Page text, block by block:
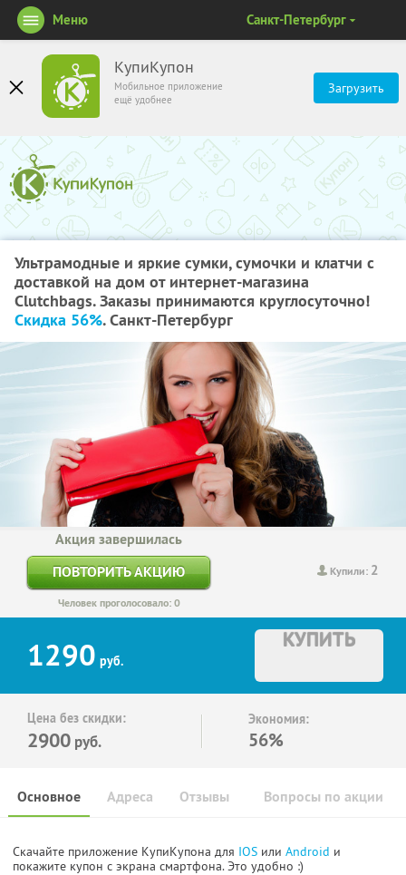
КупиКупон
Мобильное приложение
ещё удобнее
Загрузить
Меню Санкт-Петербург
Ультрамодные и яркие сумки, сумочки и клатчи с
доставкой на дом от интернет-магазина
Clutchbags. Заказы принимаются круглосуточно!
Скидка 56%. Санкт-Петербург
Купили: 2
Акция завершилась
ПОВТОРИТЬ АКЦИЮ
Человек проголосовало: 0
1290 руб.
КУПИТЬ
Цена без скидки:
2900 руб.
Экономия:
56%
Основное Отзывы Вопросы по акции
Адреса
Скачайте приложение КупиКупона для IOS или Android и
покажите купон с экрана смартфона. Это удобно :)